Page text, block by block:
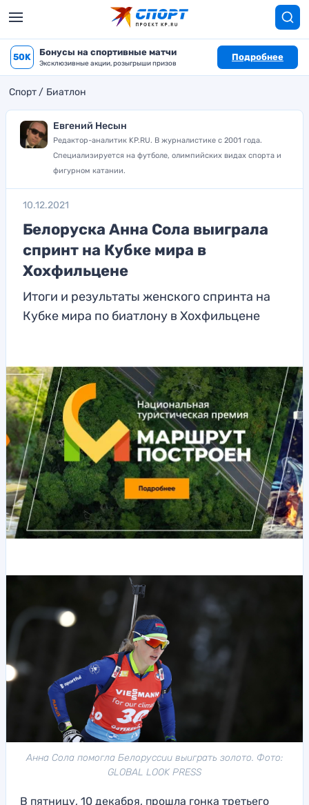
50K Бонусы на спортивные матчи
Эксклюзивные акции, розыгрыши призов
Подробнее
Спорт Биатлон
Евгений Несын
Редактор-аналитик KP.RU. В журналистике с 2001 года.
Специализируется на футболе, олимпийских видах спорта и
фигурном катании.
10.12.2021
Белоруска Анна Сола выиграла
спринт на Кубке мира в
Хохфильцене
Итоги и результаты женского спринта на
Кубке мира по биатлону в Хохфильцене
Анна Сола помогла Белоруссии выиграть золото. Фото:
GLOBAL LOOK PRESS
В пятницу, 10 декабря, прошла гонка третьего